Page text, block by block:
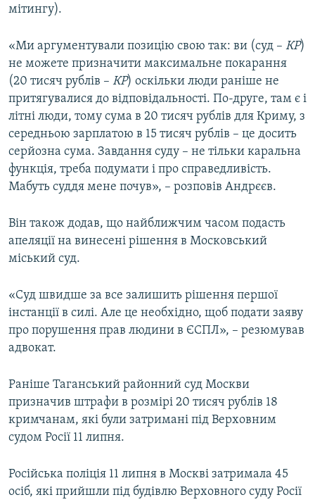
мітингу).
«Ми аргументували позицію свою так: ви (суд – КР)
не можете призначити максимальне покарання
(20 тисяч рублів – КР) оскільки люди раніше не
притягувалися до відповідальності. По-друге, там є і
літні люди, тому сума в 20 тисяч рублів для Криму, з
середньою зарплатою в 15 тисяч рублів – це досить
серйозна сума. Завдання суду – не тільки каральна
функція, треба подумати і про справедливість.
Мабуть суддя мене почув», – розповів Андрєєв.
Він також додав, що найближчим часом подасть
апеляції на винесені рішення в Московський
міський суд.
«Суд швидше за все залишить рішення першої
інстанції в силі. Але це необхідно, щоб подати заяву
про порушення прав людини в ЄСПЛ», – резюмував
адвокат.
Раніше Таганський районний суд Москви
призначив штрафи в розмірі 20 тисяч рублів 18
кримчанам, які були затримані під Верховним
судом Росії 11 липня.
Російська поліція 11 липня в Москві затримала 45
осіб, які прийшли під будівлю Верховного суду Росії